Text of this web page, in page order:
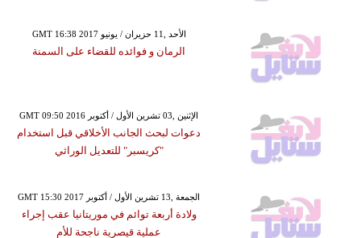
GMT 16:38 2017 الأحد ,11 حزيران / يونيو
الرمان و فوائده للقضاء على السمنة
GMT 09:50 2016 الإثنين ,03 تشرين الأول / أكتوبر
دعوات لبحث الجانب الأخلاقي قبل استخدام
"كريسبر" للتعديل الوراثي
GMT 15:30 2017 الجمعة ,13 تشرين الأول / أكتوبر
ولادة أربعة توائم في موريتانيا عقب إجراء
عملية قيصرية ناجحة للأم